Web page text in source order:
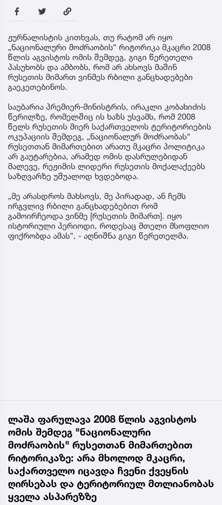
ჟურნალისტის კითხვას, თუ რატომ არ იყო
„ნაციონალური მოძრაობის“ რიტორიკა მკაცრი 2008
წლის აგვისტოს ომის შემდეგ, გიგი წერეთელი
პასუხობს და ამბობს, რომ არ ახსოვს მაშინ
რუსეთის მიმართ ვინმეს რბილი განცხადებები
გაეკეთებინოს.
საუბარია პრემიერ-მინისტრის, ირაკლი კობახიძის
წერილზე, რომელშიც ის ხაზს უსვამს, რომ 2008
წელს რუსეთის მიერ საქართველოს ტერიტორიების
ოკუპაციის შემდეგ, „ნაციონალურ მოძრაობას“
რუსეთთან მიმართებით არათუ მკაცრი პოლიტიკა
არ გაუტარებია, არამედ ომის დასრულებიდან
მალევე, რეჟიმის ლიდერი რუსეთის მოქალაქეებს
საზღვარზე უშუალოდ ხვდებოდა.
„მე არასდროს მახსოვს, მე პირადად, ან ჩემს
ირგვლივ რბილი განცხადებებით რომ
გამოირჩეოდა ვინმე [რუსეთის მიმართ]. იყო
ისტორიული პერიოდი, როდესაც მთელი მსოფლიო
ფიქრობდა ამას“, - აღნიშნა გიგი წერეთელმა.
ლაშა ფარულავა 2008 წლის აგვისტოს
ომის შემდეგ "ნაციონალური
მოძრაობის" რუსეთთან მიმართებით
რიტორიკაზე: არა მხოლოდ მკაცრი,
საქართველო იცავდა ჩვენი ქვეყნის
ღირსებას და ტერიტორიულ მთლიანობას
ყველა ასპარეზზე